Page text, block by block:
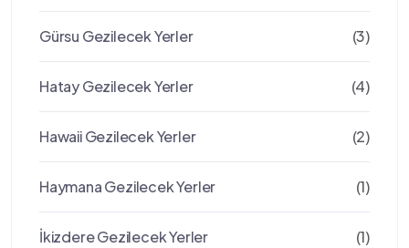
Gürsu Gezilecek Yerler (3)
Hatay Gezilecek Yerler (4)
Hawaii Gezilecek Yerler (2)
Haymana Gezilecek Yerler (1)
İkizdere Gezilecek Yerler (1)